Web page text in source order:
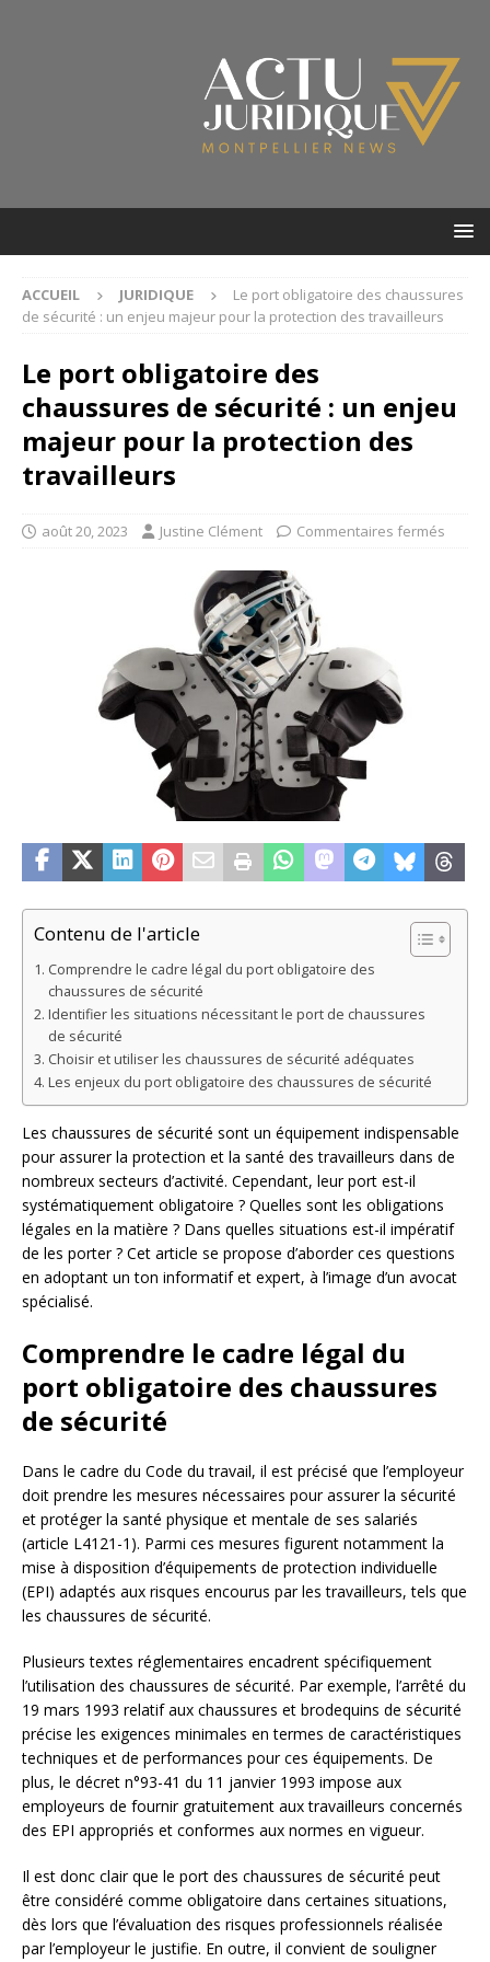
ACCUEIL JURIDIQUE
Le port obligatoire des chaussures
de sécurité : un enjeu majeur pour la protection des travailleurs
Le port obligatoire des
chaussures de sécurité : un enjeu
majeur pour la protection des
travailleurs
août 20, 2023 Justine Clément Commentaires fermés
Contenu de l'article
Comprendre le cadre légal du port obligatoire des
chaussures de sécurité
Identifier les situations nécessitant le port de chaussures
de sécurité
Choisir et utiliser les chaussures de sécurité adéquates
Les enjeux du port obligatoire des chaussures de sécurité
Les chaussures de sécurité sont un équipement indispensable
pour assurer la protection et la santé des travailleurs dans de
nombreux secteurs d’activité. Cependant, leur port est-il
systématiquement obligatoire ? Quelles sont les obligations
légales en la matière ? Dans quelles situations est-il impératif
de les porter ? Cet article se propose d’aborder ces questions
en adoptant un ton informatif et expert, à l’image d’un avocat
spécialisé.
Comprendre le cadre légal du
port obligatoire des chaussures
de sécurité
Dans le cadre du Code du travail, il est précisé que l’employeur
doit prendre les mesures nécessaires pour assurer la sécurité
et protéger la santé physique et mentale de ses salariés
(article L4121-1). Parmi ces mesures figurent notamment la
mise à disposition d’équipements de protection individuelle
(EPI) adaptés aux risques encourus par les travailleurs, tels que
les chaussures de sécurité.
Plusieurs textes réglementaires encadrent spécifiquement
l’utilisation des chaussures de sécurité. Par exemple, l’arrêté du
19 mars 1993 relatif aux chaussures et brodequins de sécurité
précise les exigences minimales en termes de caractéristiques
techniques et de performances pour ces équipements. De
plus, le décret n°93-41 du 11 janvier 1993 impose aux
employeurs de fournir gratuitement aux travailleurs concernés
des EPI appropriés et conformes aux normes en vigueur.
Il est donc clair que le port des chaussures de sécurité peut
être considéré comme obligatoire dans certaines situations,
dès lors que l’évaluation des risques professionnels réalisée
par l’employeur le justifie. En outre, il convient de souligner